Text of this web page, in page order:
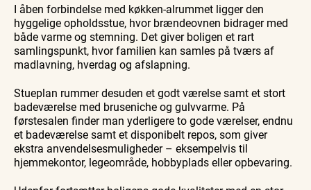
I åben forbindelse med køkken-alrummet ligger den
hyggelige opholdsstue, hvor brændeovnen bidrager med
både varme og stemning. Det giver boligen et rart
samlingspunkt, hvor familien kan samles på tværs af
madlavning, hverdag og afslapning.
Stueplan rummer desuden et godt værelse samt et stort
badeværelse med bruseniche og gulvvarme. På
førstesalen finder man yderligere to gode værelser, endnu
et badeværelse samt et disponibelt repos, som giver
ekstra anvendelsesmuligheder – eksempelvis til
hjemmekontor, legeområde, hobbyplads eller opbevaring.